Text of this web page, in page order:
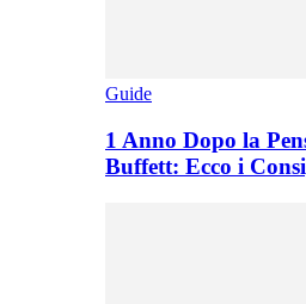
Guide
1 Anno Dopo la
Buffett: Ecco i